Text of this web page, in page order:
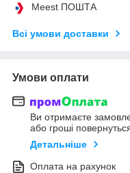
Meest ПОШТА
Всі умови доставки
Умови оплати
Ви отримаєте
або гроші
Детальніше
Оплата на рахунок